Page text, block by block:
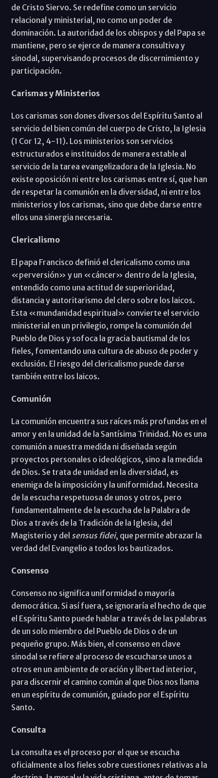
de Cristo Siervo. Se redefine como un servicio
relacional y ministerial, no como un poder de
dominación. La autoridad de los obispos y del Papa se
mantiene, pero se ejerce de manera consultiva y
sinodal, supervisando procesos de discernimiento y
participación.
Carismas y Ministerios
Los carismas son dones diversos del Espíritu Santo al
servicio del bien común del cuerpo de Cristo, la Iglesia
(1 Cor 12, 4-11). Los ministerios son servicios
estructurados e instituidos de manera estable al
servicio de la tarea evangelizadora de la Iglesia. No
existe oposición ni entre los carismas entre sí, que han
de respetar la comunión en la diversidad, ni entre los
ministerios y los carismas, sino que debe darse entre
ellos una sinergia necesaria.
Clericalismo
El papa Francisco definió el clericalismo como una
«perversión» y un «cáncer» dentro de la Iglesia,
entendido como una actitud de superioridad,
distancia y autoritarismo del clero sobre los laicos.
Esta «mundanidad espiritual» convierte el servicio
ministerial en un privilegio, rompe la comunión del
Pueblo de Dios y sofoca la gracia bautismal de los
fieles, fomentando una cultura de abuso de poder y
exclusión. El riesgo del clericalismo puede darse
también entre los laicos.
Comunión
La comunión encuentra sus raíces más profundas en el
amor y en la unidad de la Santísima Trinidad. No es una
comunión a nuestra medida ni diseñada según
proyectos personales o ideológicos, sino a la medida
de Dios. Se trata de unidad en la diversidad, es
enemiga de la imposición y la uniformidad. Necesita
de la escucha respetuosa de unos y otros, pero
fundamentalmente de la escucha de la Palabra de
Dios a través de la Tradición de la Iglesia, del
Magisterio y del sensus fidei, que permite abrazar la
verdad del Evangelio a todos los bautizados.
Consenso
Consenso no significa uniformidad o mayoría
democrática. Si así fuera, se ignoraría el hecho de que
el Espíritu Santo puede hablar a través de las palabras
de un solo miembro del Pueblo de Dios o de un
pequeño grupo. Más bien, el consenso en clave
sinodal se refiere al proceso de escucharse unos a
otros en un ambiente de oración y libertad interior,
para discernir el camino común al que Dios nos llama
en un espíritu de comunión, guiado por el Espíritu
Santo.
Consulta
La consulta es el proceso por el que se escucha
oficialmente a los fieles sobre cuestiones relativas a la